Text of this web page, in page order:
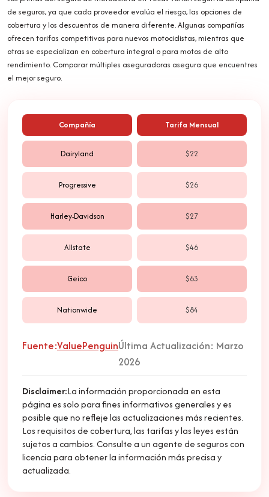
de seguros, ya que cada proveedor evalúa el riesgo, las opciones de
cobertura y los descuentos de manera diferente. Algunas compañías
ofrecen tarifas competitivas para nuevos motociclistas, mientras que
otras se especializan en cobertura integral o para motos de alto
rendimiento. Comparar múltiples aseguradoras asegura que encuentres
el mejor seguro.
Compañía Tarifa Mensual
Dairyland $22
Progressive $26
Harley-Davidson $27
Allstate $46
Geico $63
Nationwide $84
Fuente:ValuePenguinÚltima Actualización: Marzo
2026
Disclaimer:La información proporcionada en esta
página es solo para fines informativos generales y es
posible que no refleje las actualizaciones más recientes.
Los requisitos de cobertura, las tarifas y las leyes están
sujetos a cambios. Consulte a un agente de seguros con
licencia para obtener la información más precisa y
actualizada.